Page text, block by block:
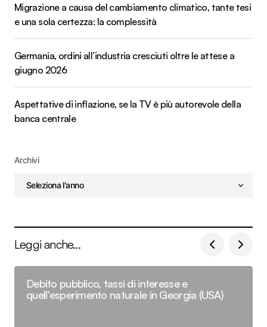
Migrazione a causa del cambiamento climatico, tante tesi
e una sola certezza: la complessità
Germania, ordini all’industria cresciuti oltre le attese a
giugno 2026
Aspettative di inflazione, se la TV è più autorevole della
banca centrale
Archivi
Leggi anche...
Debito pubblico, tassi di interesse e
quell’esperimento naturale in Georgia (USA)